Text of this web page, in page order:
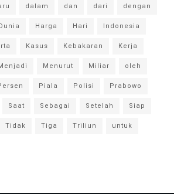
dalam dan dari
dengan
Harga Hari
Indonesia
Kasus Kebakaran
Kerja
Menurut Miliar
oleh
Piala Polisi
Prabowo
Saat Sebagai Setelah
Siap
Tidak Tiga Triliun
untuk